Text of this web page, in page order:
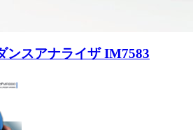
ンスアナライザ IM7583